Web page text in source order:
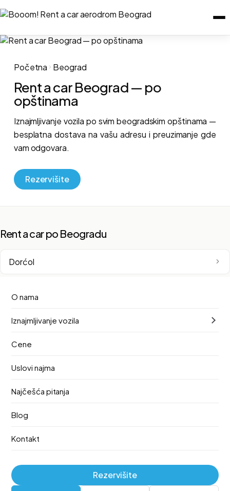
O nama
Iznajmljivanje vozila
Cene
Uslovi najma
Najčešća pitanja
Blog
Kontakt
Rezervišite
Početna Beograd
Rent a car Beograd — po
opštinama
Iznajmljivanje vozila po svim beogradskim opštinama —
besplatna dostava na vašu adresu i preuzimanje gde
vam odgovara.
Rezervišite
Rent a car po Beogradu
Dorćol
Novi Beograd
Beograd na vodi
Stari Grad
Savski Venac
Airport City